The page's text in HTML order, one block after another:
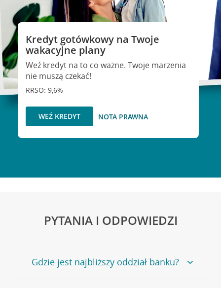
Kredyt gotówkowy na Twoje
wakacyjne plany
Weź kredyt na to co ważne. Twoje marzenia
nie muszą czekać!
RRSO: 9,6%
WEŹ KREDYT NOTA PRAWNA
PYTANIA I ODPOWIEDZI
Gdzie jest najbliższy oddział banku?